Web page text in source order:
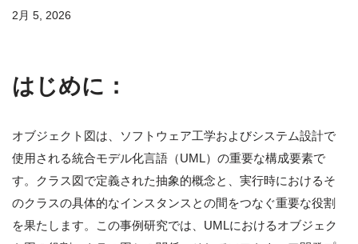
2月 5, 2026
はじめに：
オブジェクト図は、ソフトウェア工学およびシステム設計で
使用される統合モデル化言語（UML）の重要な構成要素で
す。クラス図で定義された抽象的概念と、実行時におけるそ
のクラスの具体的なインスタンスとの間をつなぐ重要な役割
を果たします。この事例研究では、UMLにおけるオブジェク